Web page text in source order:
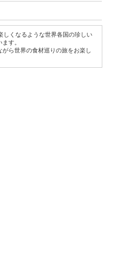
しくなるような世界各国の珍しい
す。
ら世界の食材巡りの旅をお楽し